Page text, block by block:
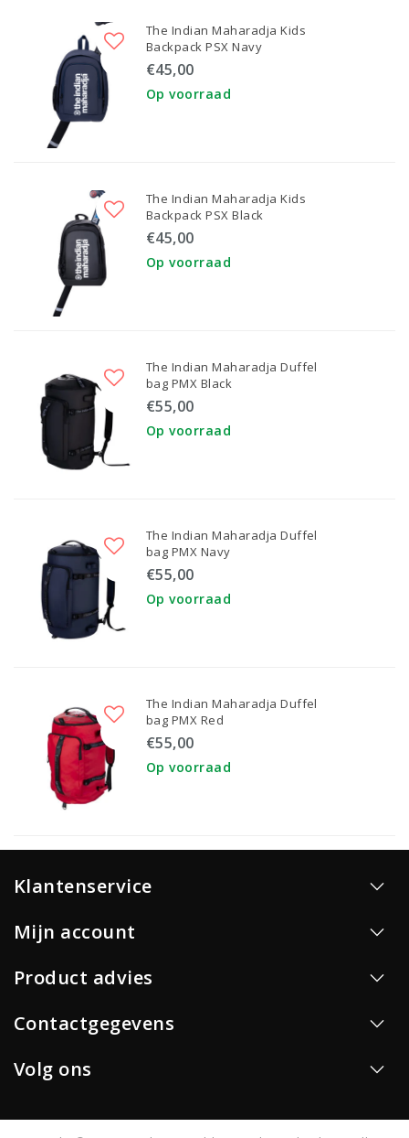
The Indian Maharadja Kids
Backpack PSX Navy
€45,00
Op voorraad
The Indian Maharadja Kids
Backpack PSX Black
€45,00
Op voorraad
The Indian Maharadja Duffel
bag PMX Black
€55,00
Op voorraad
The Indian Maharadja Duffel
bag PMX Navy
€55,00
Op voorraad
The Indian Maharadja Duffel
bag PMX Red
€55,00
Op voorraad
Klantenservice
Mijn account
Product advies
Contactgegevens
Volg ons